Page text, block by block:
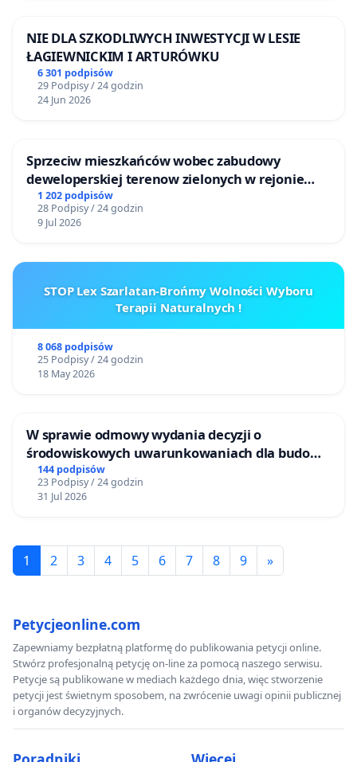
NIE DLA SZKODLIWYCH INWESTYCJI W LESIE
ŁAGIEWNICKIM I ARTURÓWKU
6 301 podpisów
29 Podpisy / 24 godzin
24 Jun 2026
Sprzeciw mieszkańców wobec zabudowy
deweloperskiej terenow zielonych w rejonie
Bulwarów Straceńskich w Bielsku-Białej
1 202 podpisów
28 Podpisy / 24 godzin
9 Jul 2026
STOP Lex Szarlatan-Brońmy Wolności Wyboru
Terapii Naturalnych !
8 068 podpisów
25 Podpisy / 24 godzin
18 May 2026
W sprawie odmowy wydania decyzji o
środowiskowych uwarunkowaniach dla budowy
zakładu wytwarzania biometanu „Krynki” w
Ostrowiu Południowym oraz ochrony
mieszkańców i Puszczy Knyszyńskiej
144 podpisów
23 Podpisy / 24 godzin
31 Jul 2026
1 2 3 4 5 6 7 8 9 »
Petycjeonline.com
Zapewniamy bezpłatną platformę do publikowania petycji online.
Stwórz profesjonalną petycję on-line za pomocą naszego serwisu.
Petycje są publikowane w mediach każdego dnia, więc stworzenie
petycji jest świetnym sposobem, na zwrócenie uwagi opinii publicznej
i organów decyzyjnych.